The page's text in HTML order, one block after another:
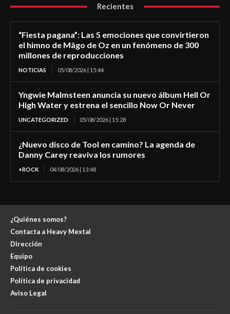
Recientes
“Fiesta pagana”: Las 5 emociones que convirtieron
el himno de Mägo de Oz en un fenómeno de 300
millones de reproducciones
NOTICIAS 05/08/2026 | 15:44
Yngwie Malmsteen anuncia su nuevo álbum Hell Or
High Water y estrena el sencillo Now Or Never
UNCATEGORIZED 05/08/2026 | 15:28
¿Nuevo disco de Tool en camino? La agenda de
Danny Carey reaviva los rumores
+ROCK 04/08/2026 | 13:48
¿Quiénes somos?
Contacta a Heavy Mextal
Dirección
Equipo
Política de cookies
Política de privacidad
Aviso Legal